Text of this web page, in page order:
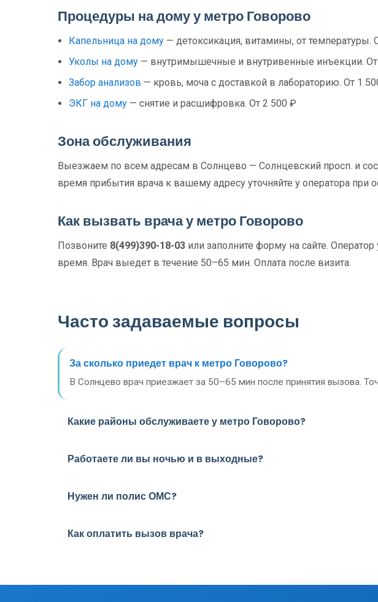
Процедуры на дому у метро Говорово
Капельница на дому — детоксикация, витамины, от температуры.
Уколы на дому — внутримышечные и внутривенные инъекции.
Забор анализов — кровь, моча с доставкой в лабораторию. От 1
ЭКГ на дому — снятие и расшифровка. От 2 500 ₽
Зона обслуживания
Выезжаем по всем адресам в Солнцево — Солнцевский просп. и
время прибытия врача к вашему адресу уточняйте у оператора при
Как вызвать врача у метро Говорово
Позвоните 8(499)390-18-03 или заполните форму на сайте.
время. Врач выедет в течение 50–65 мин. Оплата после визита.
Часто задаваемые вопросы
За сколько приедет врач к метро Говорово?
В Солнцево врач приезжает за 50–65 мин после принятия вызова.
Какие районы обслуживаете у метро Говорово?
Работаете ли вы ночью и в выходные?
Нужен ли полис ОМС?
Как оплатить вызов врача?